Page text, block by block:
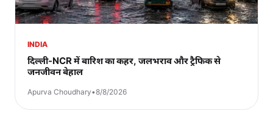
INDIA
दिल्ली-NCR में बारिश का कहर, जलभराव और ट्रैफिक से
जनजीवन बेहाल
Apurva Choudhary•8/8/2026